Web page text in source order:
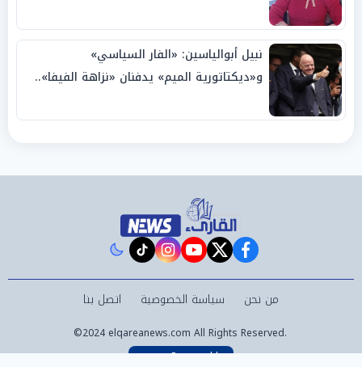
نبيل أبوالياسين: «الفار السياسي»
و«ديكتاتورية الميم» يدفنان «نزاهة الفيفا»..
facebook
twitter
youtube
instagram
tiktok
من نحن سياسة الخصوصية اتصل بنا
©2024 elqareanews.com All Rights Reserved.
Powered by